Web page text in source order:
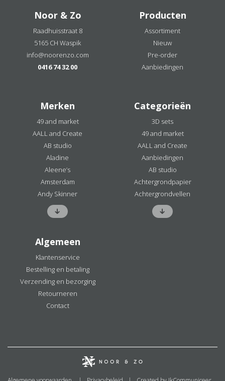
Noor & Zo
Raadhuisstraat 8
5165 CH Waspik
info@noorenzo.com
0416 74 32 00
Producten
Assortiment
Nieuw
Pre-order
Aanbiedingen
Merken
49 and market
AALL and Create
AB studio
Aladine
Aleene’s
Amsterdam
Andy Skinner
Categorieën
3D sets
49 and market
AALL and Create
Aanbiedingen
AB studio
Achtergrondpapier
Achtergrondvellen
Algemeen
Klantenservice
Bestelling en betaling
Verzending en bezorging
Retourneren
Contact